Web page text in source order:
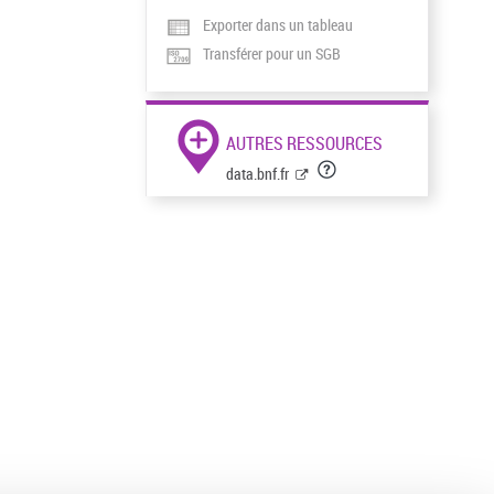
Exporter dans un tableau
Transférer pour un SGB
AUTRES RESSOURCES
data.bnf.fr